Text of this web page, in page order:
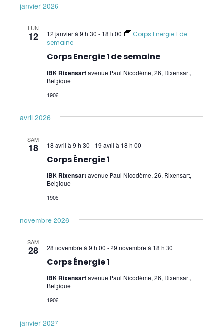
janvier 2026
LUN
12
Corps Energie 1 de semaine
12 janvier à 9 h 30 - 18 h 00
Corps Energie 1 de
semaine
IBK Rixensartavenue Paul Nicodème, 26, Rixensart,
Belgique
190€
avril 2026
SAM
18
Corps Énergie 1
18 avril à 9 h 30 - 19 avril à 18 h 00
IBK Rixensartavenue Paul Nicodème, 26, Rixensart,
Belgique
190€
novembre 2026
SAM
28
Corps Énergie 1
28 novembre à 9 h 00 -29 novembre à 18 h 30
IBK Rixensartavenue Paul Nicodème, 26, Rixensart,
Belgique
190€
janvier 2027